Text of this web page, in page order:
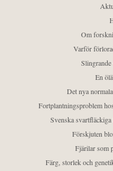
Om
Varför
Slingrande
En
Det nya
Fortplantningsproblem
Svenska
Förskjuten
Fjärilar som
Färg, storlek och